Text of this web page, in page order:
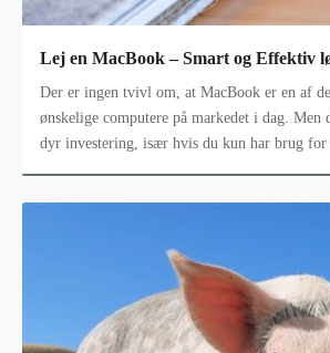
Lej en MacBook – Smart og Effektiv
Der er ingen tvivl om, at MacBook er en af
ønskelige computere på markedet i dag. Men
dyr investering, især hvis du kun har brug